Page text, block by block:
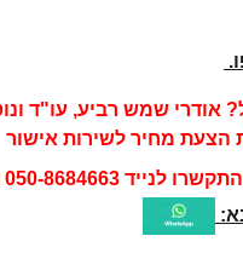
אודרי שמש רביע, עו"ד
הצעת מחיר לשירות אישור
לנייד 050-8684663